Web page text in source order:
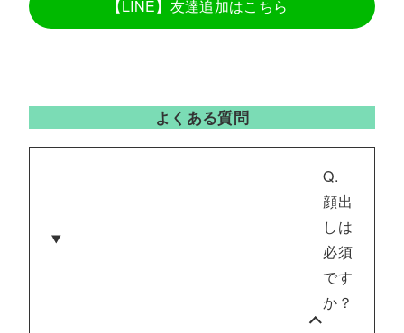
【LINE】友達追加はこちら
よくある質問
Q.
顔出
しは
必須
です
か？